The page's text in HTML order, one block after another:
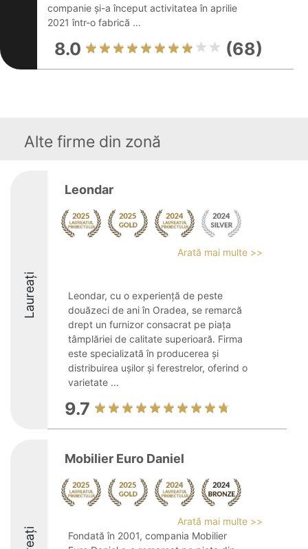
companie și-a început activitatea în aprilie
2021 într-o fabrică ...
8.0 (68)
Alte firme din zonă
Laureați
Leondar
Arată mai multe >>
Leondar, cu o experiență de peste
douăzeci de ani în Oradea, se remarcă
drept un furnizor consacrat pe piața
tâmplăriei de calitate superioară. Firma
este specializată în producerea și
distribuirea ușilor și ferestrelor, oferind o
varietate ...
9.7
Mobilier Euro Daniel
Arată mai multe >>
Fondată în 2001, compania Mobilier